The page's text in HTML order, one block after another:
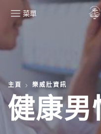
菜單
主頁 樂威壯資訊
健康